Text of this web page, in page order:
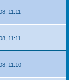
11:11
11:11
11:10